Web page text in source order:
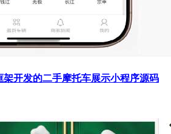
架开发的二手摩托车展示小程序源码